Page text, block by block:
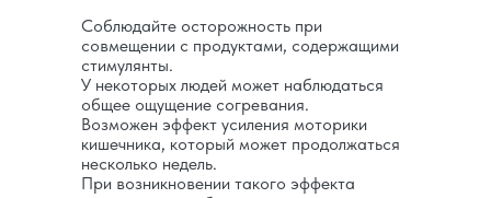
Соблюдайте осторожность при
совмещении с продуктами, содержащими
стимулянты.
У некоторых людей может наблюдаться
общее ощущение согревания.
Возможен эффект усиления моторики
кишечника, который может продолжаться
несколько недель.
При возникновении такого эффекта